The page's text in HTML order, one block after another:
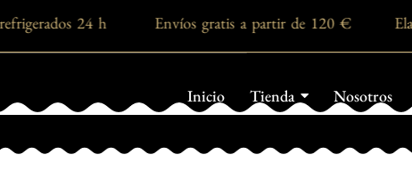
24 h Envíos gratis a partir de 120 €
Inicio Tienda Nosotros